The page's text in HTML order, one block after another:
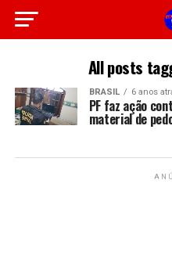
All posts
BRASIL 6 anos
PF faz ação
material de